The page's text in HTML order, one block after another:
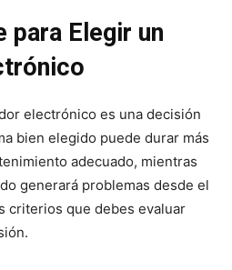
para Elegir un
electrónico es una decisión
bien elegido puede durar más
adecuado, mientras
generará problemas desde el
criterios que debes evaluar